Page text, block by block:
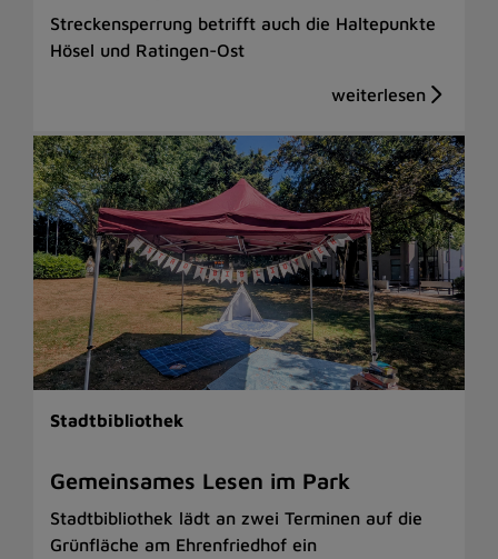
Streckensperrung betrifft auch die Haltepunkte
Hösel und Ratingen-Ost
Stadtbibliothek
Gemeinsames Lesen im Park
Stadtbibliothek lädt an zwei Terminen auf die
Grünfläche am Ehrenfriedhof ein